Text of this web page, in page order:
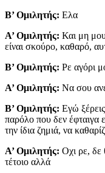
Β’ Ομιλητής: Ελα
Α’ Ομιλητής: Και μη
είναι σκούρο, καθαρό,
Β’ Ομιλητής: Ρε αγόρι
Α’ Ομιλητής: Να σου
Β’ Ομιλητής: Εγώ
παρόλο που δεν έφταιγα
την ίδια ζημιά, να
Α’ Ομιλητής: Οχι ρε, δε
τέτοιο αλλά